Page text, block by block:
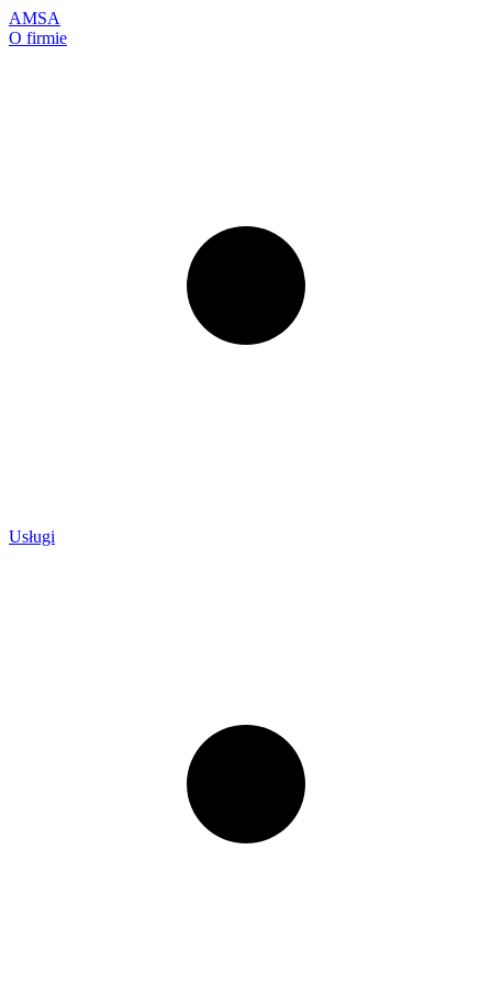
AMSA
O firmie
Usługi